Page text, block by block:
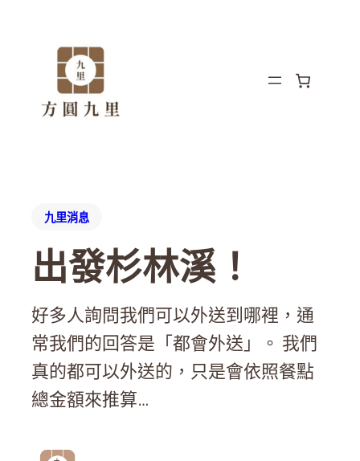
九里消息
出發杉林溪！
好多人詢問我們可以外送到哪裡，通
常我們的回答是「都會外送」。 我們
真的都可以外送的，只是會依照餐點
總金額來推算…